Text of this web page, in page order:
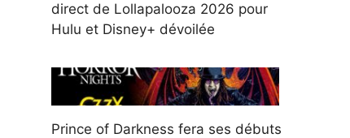
direct de Lollapalooza 2026 pour
Hulu et Disney+ dévoilée
Prince of Darkness fera ses débuts